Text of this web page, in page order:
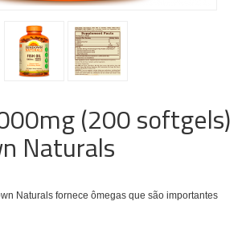
(200 softgels)
Naturals
Naturals fornece ômegas que são importantes